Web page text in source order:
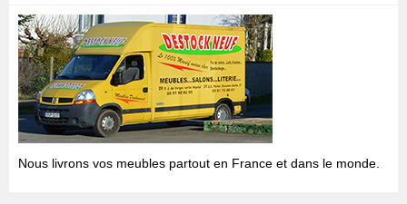
Nous livrons vos meubles partout en France et dans le monde.